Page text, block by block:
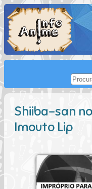
Shiiba-san
Imouto Lip